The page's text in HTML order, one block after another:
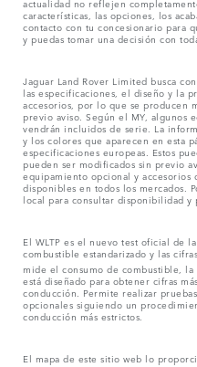
características, las opciones, los
contacto con tu concesionario para
y puedas tomar una decisión con
Jaguar Land Rover Limited busca
las especificaciones, el diseño y la
accesorios, por lo que se producen
previo aviso. Según el MY, algunos
vendrán incluidos de serie. La
y los colores que aparecen en esta
especificaciones europeas. Estos
pueden ser modificados sin previo
equipamiento opcional y accesorios
disponibles en todos los mercados.
local para consultar disponibilidad y
El WLTP es el nuevo test oficial de
combustible estandarizado y las
mide el consumo de combustible,
está diseñado para obtener cifras
conducción. Permite realizar
opcionales siguiendo un
conducción más estrictos.
El mapa de este sitio web lo